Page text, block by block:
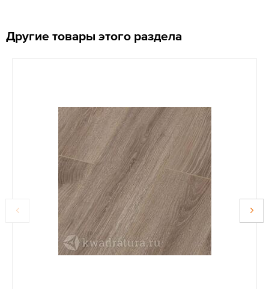
Другие товары этого раздела